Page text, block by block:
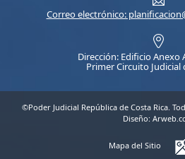
Correo electrónico:
Dirección: Edificio Anexo
Primer Circuito Judicial
©Poder Judicial República de Costa Rica.
Diseño:
Mapa del Sitio